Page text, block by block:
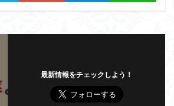
最新情報をチェックしよう！